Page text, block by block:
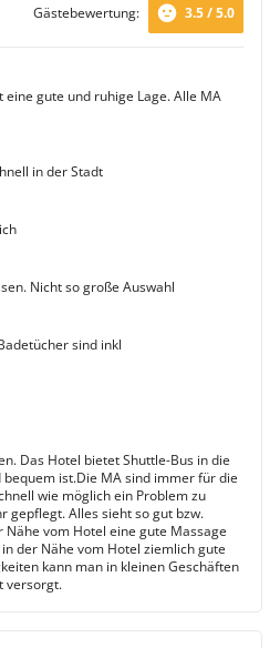
Gästebewertung: 3.5 / 5.0
gute und ruhige Lage. Alle MA
in der Stadt
Nicht so große Auswahl
sind inkl
Das Hotel bietet Shuttle-Bus in die
ist.Die MA sind immer für die
wie möglich ein Problem zu
gepflegt. Alles sieht so gut bzw.
vom Hotel eine gute Massage
der Nähe vom Hotel ziemlich gute
kann man in kleinen Geschäften
versorgt.